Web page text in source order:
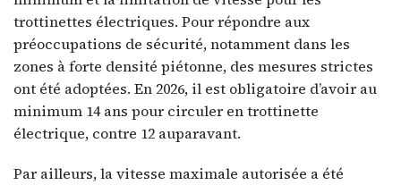
trottinettes électriques. Pour répondre aux
préoccupations de sécurité, notamment dans les
zones à forte densité piétonne, des mesures strictes
ont été adoptées. En 2026, il est obligatoire d’avoir au
minimum 14 ans pour circuler en trottinette
électrique, contre 12 auparavant.
Par ailleurs, la vitesse maximale autorisée a été